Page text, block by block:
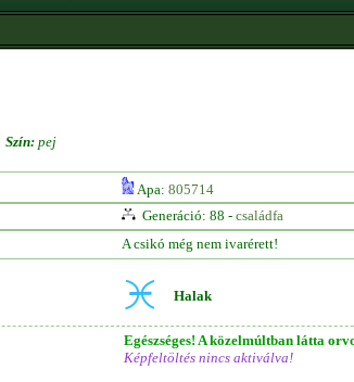
Szín: pej
Apa: 805714
Generáció: 88 - családfa
A csikó még nem ivarérett!
Halak
Egészséges! A közelmúltban látta
Képfeltöltés nincs aktiválva!